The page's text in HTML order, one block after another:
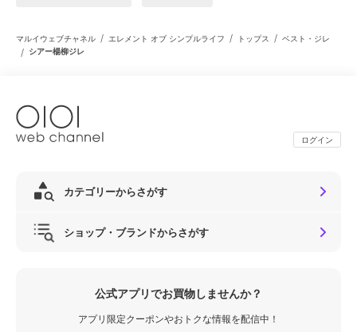
マルイウェブチャネル / エレメント オブ シンプルライフ / トップス / ベスト・ジレ
/ シアー楊柳ジレ
ログイン
カテゴリーからさがす
ショップ・ブランドからさがす
公式アプリでお買物しませんか？
アプリ限定クーポンやおトクな情報を配信中！